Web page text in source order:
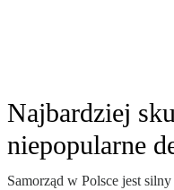
Najbardziej
niepopularne
Samorząd w Polsce jest